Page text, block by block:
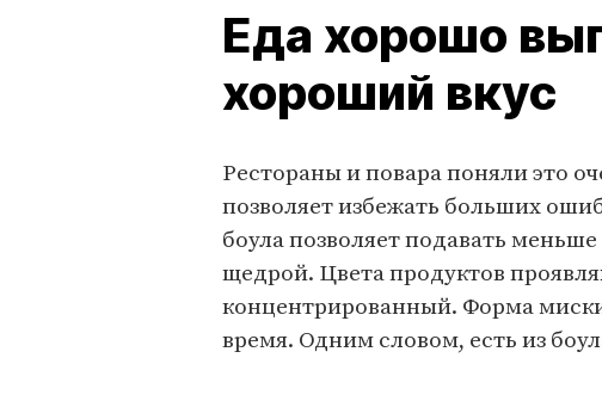
Еда хорошо
хороший вкус
Рестораны и повара поняли это
позволяет избежать больших
боула позволяет подавать
щедрой. Цвета продуктов
концентрированный. Форма
время. Одним словом, есть из